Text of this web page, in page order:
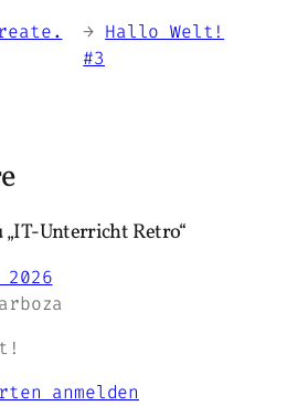
← Hallo Welt!
#3
Unterricht Retro“
anmelden